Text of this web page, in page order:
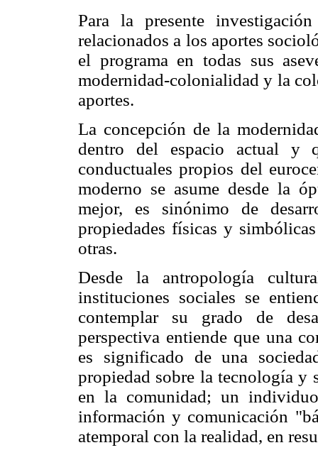
Para la presente
relacionados a los aportes
el programa en todas sus
modernidad-colonialidad y la
aportes.
La concepción de la
dentro del espacio actual y
conductuales propios del
moderno se asume desde la
mejor, es sinónimo de
propiedades físicas y
otras.
Desde la antropología
instituciones sociales se
contemplar su grado de
perspectiva entiende que una
es significado de una
propiedad sobre la tecnología y
en la comunidad; un
información y comunicación
atemporal con la realidad, en